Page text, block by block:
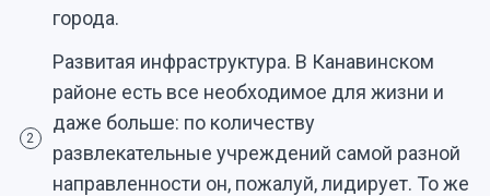
города.
2
Развитая инфраструктура. В Канавинском
районе есть все необходимое для жизни и
даже больше: по количеству
развлекательные учреждений самой разной
направленности он, пожалуй, лидирует. То же